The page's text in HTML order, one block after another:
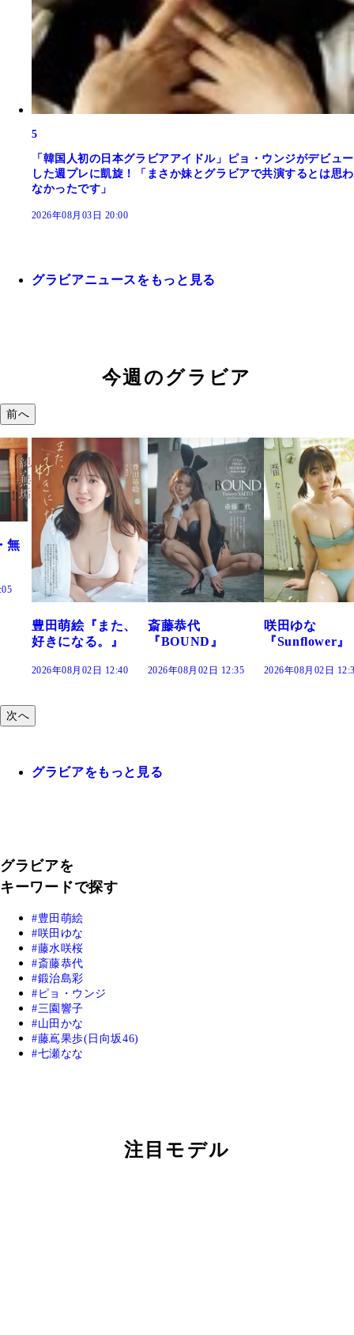
5
「韓国人初の日本グラビアアイドル」ピョ・ウンジがデビュー
した週プレに凱旋！「まさか妹とグラビアで共演するとは思わ
なかったです」
2026年08月03日 20:00
グラビアニュースをもっと見る
今週のグラビア
前へ
斎藤恭代
『BOUND』
2026年08月02日 12:35
咲田ゆな
『Sunflower』
2026年08月02日 12:30
藤水咲桜『花
だまり』
2026年08月02日
次へ
グラビアをもっと見る
グラビアを
キーワードで探す
豊田萌絵
咲田ゆな
藤水咲桜
斎藤恭代
鍛治島彩
ピョ・ウンジ
三園響子
山田かな
藤嶌果歩(日向坂46)
七瀬なな
注目モデル